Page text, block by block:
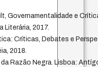
Governamentalidade e
Literária, 2017.
Críticas, Debates e
2018.
Razão Negra. Lisboa: